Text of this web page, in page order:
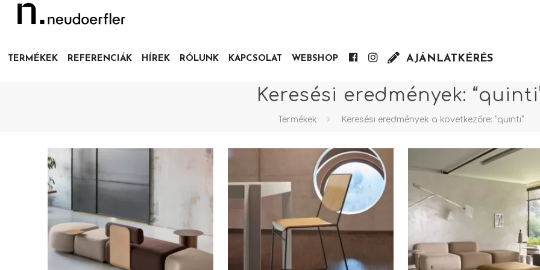
TERMÉKEK REFERENCIÁK HÍREK RÓLUNK KAPCSOLAT WEBSHOP Facebook
Insta AJÁNLATKÉRÉS
Keresési eredmények:
Termékek Keresési eredmények a következőre: “quinti”